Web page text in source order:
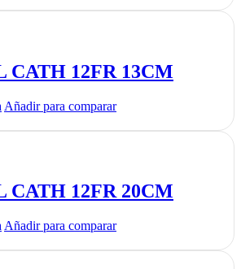
CATH 12FR 13CM
Añadir para comparar
CATH 12FR 20CM
Añadir para comparar